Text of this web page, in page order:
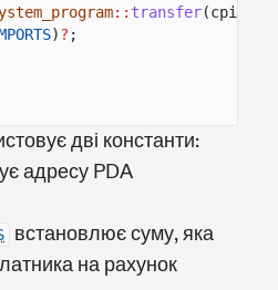
:: transfer
)? ;
дві константи:
адресу PDA
встановлює суму, яка
на рахунок